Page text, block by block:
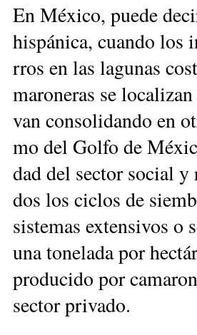
En Mé­xi­co, pue­de
his­pá­ni­ca, cuan­do los
rros en las la­gu­nas
ma­ro­ne­ras se
van con­so­li­dan­do­ en
mo del Gol­fo de
dad del sec­tor so­cial
dos los ci­clos de
sis­te­mas ex­ten­si­vos o
una to­ne­la­da por
pro­du­ci­do por
sec­tor pri­vado.